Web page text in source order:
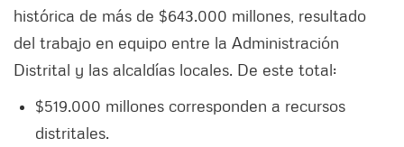
histórica de más de $643.000 millones, resultado
del trabajo en equipo entre la Administración
Distrital y las alcaldías locales. De este total:
$519.000 millones corresponden a recursos
distritales.